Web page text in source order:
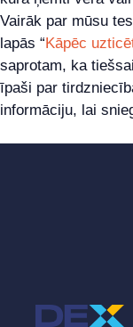
Vairāk par mūsu
lapās “Kāpēc
saprotam, ka
īpaši par
informāciju, lai